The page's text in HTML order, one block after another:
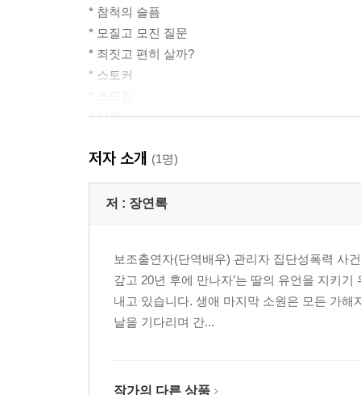
* 참척의 슬픔
* 모질고 모진 질문
* 죄짓고 편히 살까?
* 스토커
* 시위
* 죽음
* 그리움은 사치인가
* 꿈에선 만난다 나타나신다
* 그리움과 보고픔
* 보물1호 보물2호의 목소리
* 사랑
* 시그널
저자 소개 (1명)
저 : 장연록
보조출연자(단역배우) 관리자 집단성폭력 사
갚고 20년 후에 만나자’는 딸의 유언을 지키
내고 있습니다. 생애 마지막 소원은 모든 가
날을 기다리며 간...
작가의 다른 상품